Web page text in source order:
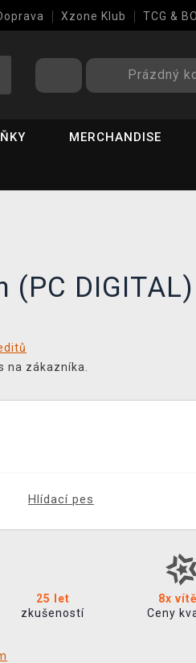
Xzone Klub TCG &
Prázdný
MERCHANDISE
(PC DIGITAL)
na zákazníka.
Hlídací pes
25 let
zkušeností
8x
Ceny